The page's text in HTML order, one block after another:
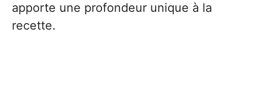
apporte une profondeur unique à la
recette.